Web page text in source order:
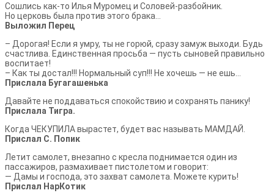
Сошлись как-то Илья Муромец и Соловей-разбойник.
Но церковь была против этого брака…
Выложил Перец
– Дорогая! Если я умру, ты не горюй, сразу замуж выходи. Будь
счастлива. Единственная просьба — пусть сыновей правильно
воспитает!
– Как ты достал!!! Нормальный суп!!! Не хочешь — не ешь…
Прислала Бугагашенька
Давайте не поддаваться спокойствию и сохранять панику!
Прислала Тигра.
Когда ЧЕКУПИЛА вырастет, будет вас называть МАМДАЙ.
Прислал С. Попик
Летит самолет, внезапно с кресла поднимается один из
пассажиров, размахивает пистолетом и говорит:
— Дамы и господа, это захват самолета. Можете курить!
Прислал НарКотик